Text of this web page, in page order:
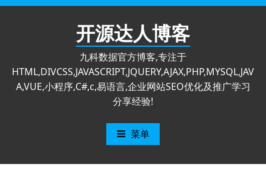
跳
开源达人博客
九科数据官方博客,专注于
HTML,DIVCSS,JAVASCRIPT,JQUERY,AJAX,PHP,MYSQL,JAV
A,VUE,小程序,C#,c,易语言,企业网站SEO优化及推广学习
分享经验!
菜单